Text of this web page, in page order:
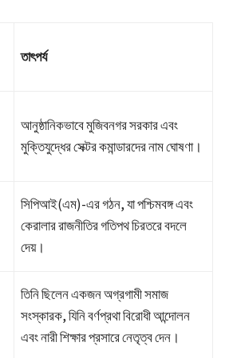
তাৎপর্য
আনুষ্ঠানিকভাবে মুজিবনগর সরকার এবং
মুক্তিযুদ্ধের সেক্টর কমান্ডারদের নাম ঘোষণা।
সিপিআই(এম)-এর গঠন, যা পশ্চিমবঙ্গ এবং
কেরালার রাজনীতির গতিপথ চিরতরে বদলে
দেয়।
তিনি ছিলেন একজন অগ্রগামী সমাজ
সংস্কারক, যিনি বর্ণপ্রথা বিরোধী আন্দোলন
এবং নারী শিক্ষার প্রসারে নেতৃত্ব দেন।